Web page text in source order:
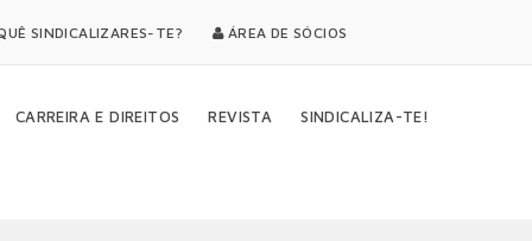
SINDICALIZARES-TE? ÁREA DE SÓCIOS
CARREIRA E DIREITOS REVISTA SINDICALIZA-TE!